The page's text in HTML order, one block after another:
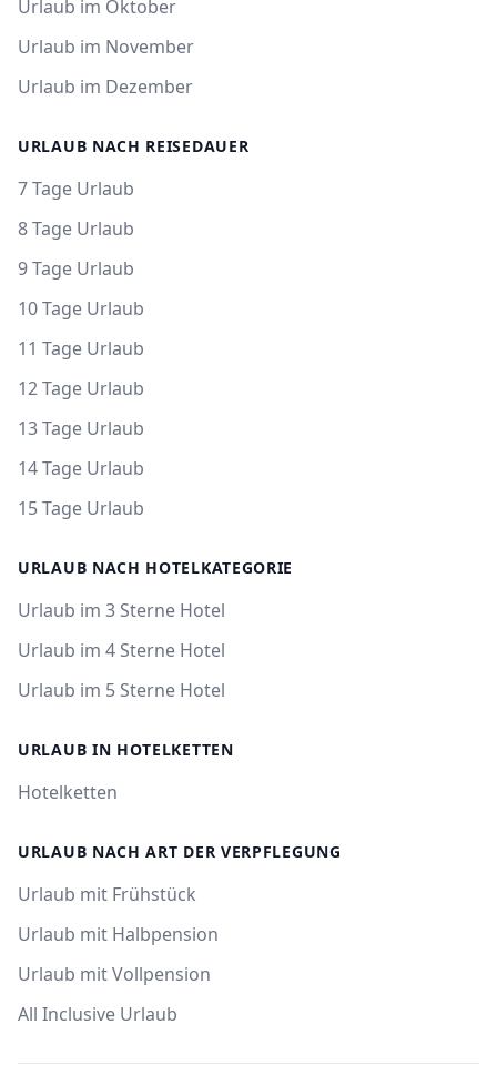
Urlaub im Oktober
Urlaub im November
Urlaub im Dezember
URLAUB NACH REISEDAUER
7 Tage Urlaub
8 Tage Urlaub
9 Tage Urlaub
10 Tage Urlaub
11 Tage Urlaub
12 Tage Urlaub
13 Tage Urlaub
14 Tage Urlaub
15 Tage Urlaub
URLAUB NACH HOTELKATEGORIE
Urlaub im 3 Sterne Hotel
Urlaub im 4 Sterne Hotel
Urlaub im 5 Sterne Hotel
URLAUB IN HOTELKETTEN
Hotelketten
URLAUB NACH ART DER VERPFLEGUNG
Urlaub mit Frühstück
Urlaub mit Halbpension
Urlaub mit Vollpension
All Inclusive Urlaub